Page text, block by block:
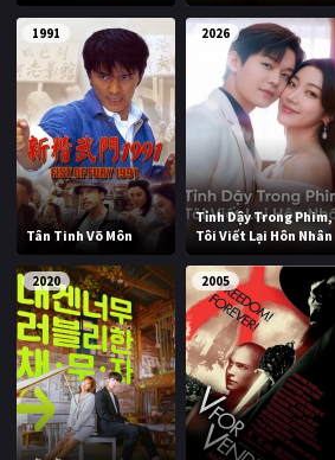
1991
Tân Tinh Võ Môn
2026
Tỉnh Dậy Trong Phim,
Tôi Viết Lại Hôn Nhân
2020 2005